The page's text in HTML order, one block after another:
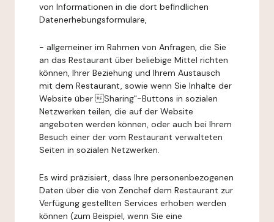
von Informationen in die dort befindlichen
Datenerhebungsformulare,
- allgemeiner im Rahmen von Anfragen, die Sie
an das Restaurant über beliebige Mittel richten
können, Ihrer Beziehung und Ihrem Austausch
mit dem Restaurant, sowie wenn Sie Inhalte der
Website über Sharing"-Buttons in sozialen
Netzwerken teilen, die auf der Website
angeboten werden können, oder auch bei Ihrem
Besuch einer der vom Restaurant verwalteten
Seiten in sozialen Netzwerken.
Es wird präzisiert, dass Ihre personenbezogenen
Daten über die von Zenchef dem Restaurant zur
Verfügung gestellten Services erhoben werden
können (zum Beispiel, wenn Sie eine